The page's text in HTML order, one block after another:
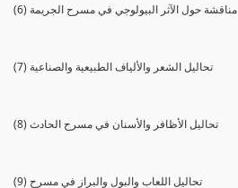
(6) مناقشة حول الآثر البيولوجي في مسرح الجريمة
(7) تحاليل الشعر والألياف الطبيعية والصناعية
(8) تحاليل الأظافر والأسنان في مسرح الحادث
(9) تحاليل اللعاب والبول والبراز في مسرح